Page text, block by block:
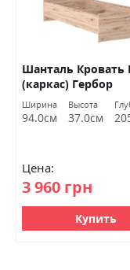
Шанталь Кровать
(каркас) Гербор
Ширина
94.0см
Высота
37.0см
Цена:
3 960 грн
Купить